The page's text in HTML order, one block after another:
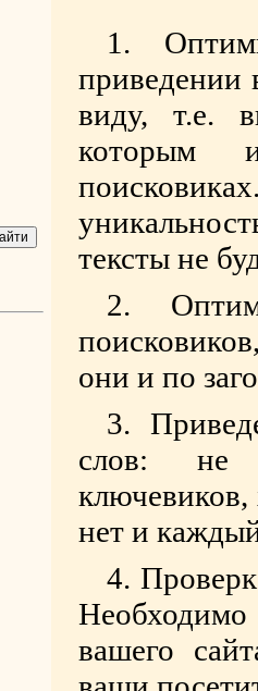
приведении
виду, т.е.
которым
тексты не
они и по
слов: не
ключевиков,
нет и
вашего